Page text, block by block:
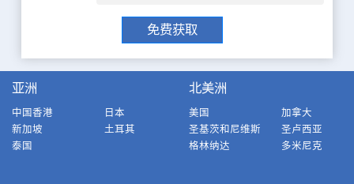
免费获取
亚洲
中国香港
日本
新加坡
土耳其
泰国
北美洲
美国
加拿大
圣基茨和尼维斯
圣卢西亚
格林纳达
多米尼克